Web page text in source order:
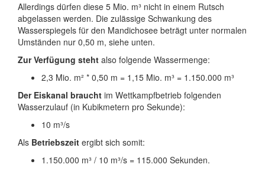
Allerdings dürfen diese 5 Mio. m³ nicht in einem Rutsch
abge­lassen werden. Die zu­lässige Schwan­kung des
Wassers­piegels für den Mandicho­see beträgt unter normalen
Um­ständen nur 0,50 m, siehe unten.
Zur Verfügung steht also folgende Wassermenge:
2,3 Mio. m² * 0,50 m = 1,15 Mio. m³ = 1.150.000 m³
Der Eiskanal braucht im Wettkampf­betrieb folgen­den
Wasser­zulauf (in Kubik­metern pro Sekunde):
10 m³/s
Als Betriebszeit ergibt sich somit:
1.150.000 m³ / 10 m³/s = 115.000 Sekunden.